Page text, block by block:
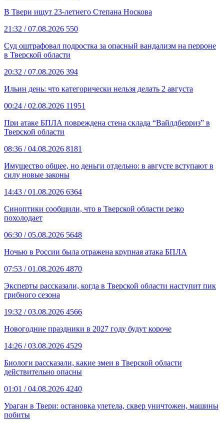
В Твери ищут 23-летнего Степана Носкова
21:32 / 07.08.2026 550
Суд оштрафовал подростка за опасный вандализм на перроне
в Тверской области
20:32 / 07.08.2026 394
Ильин день: что категорически нельзя делать 2 августа
00:24 / 02.08.2026 11951
При атаке БПЛА повреждена стена склада “Вайлдберриз” в
Тверской области
08:36 / 04.08.2026 8181
Имущество общее, но деньги отдельно: в августе вступают в
силу новые законы
14:43 / 01.08.2026 6364
Синоптики сообщили, что в Тверской области резко
похолодает
06:30 / 05.08.2026 5648
Ночью в России была отражена крупная атака БПЛА
07:53 / 01.08.2026 4870
Эксперты рассказали, когда в Тверской области наступит пик
грибного сезона
19:32 / 03.08.2026 4566
Новогодние праздники в 2027 году будут короче
14:26 / 03.08.2026 4529
Биологи рассказали, какие змеи в Тверской области
действительно опасны
01:01 / 04.08.2026 4240
Ураган в Твери: остановка улетела, сквер уничтожен, машины
побиты